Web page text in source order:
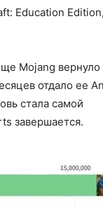
Education Edition,
Mojang вернуло
отдало ее
стала самой
завершается.